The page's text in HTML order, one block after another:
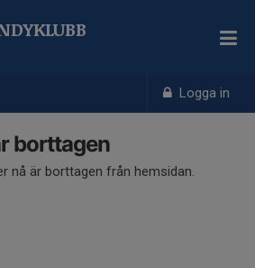
Logga in
borttagen
nå är borttagen från hemsidan.